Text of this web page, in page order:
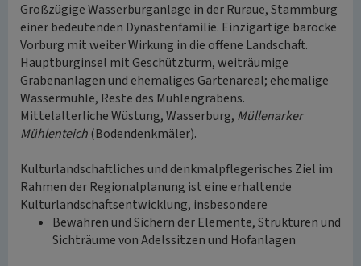
Großzügige Wasserburganlage in der Ruraue, Stammburg
einer bedeutenden Dynastenfamilie. Einzigartige barocke
Vorburg mit weiter Wirkung in die offene Landschaft.
Hauptburginsel mit Geschützturm, weiträumige
Grabenanlagen und ehemaliges Gartenareal; ehemalige
Wassermühle, Reste des Mühlengrabens. −
Mittelalterliche Wüstung, Wasserburg, Müllenarker
Mühlenteich(Bodendenkmäler).
Kulturlandschaftliches und denkmalpflegerisches Ziel im
Rahmen der Regionalplanung ist eine erhaltende
Kulturlandschaftsentwicklung, insbesondere
Bewahren und Sichern der Elemente, Strukturen und
Sichträume von Adelssitzen und Hofanlagen